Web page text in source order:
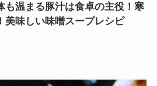
も温まる豚汁は食卓の主役！寒
美味しい味噌スープレシピ